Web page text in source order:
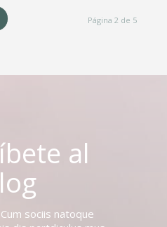
Página 2 de 5
al
sociis natoque